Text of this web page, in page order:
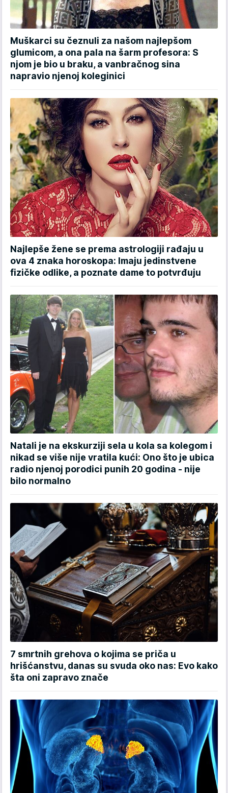
Muškarci su čeznuli za našom najlepšom
glumicom, a ona pala na šarm profesora: S
njom je bio u braku, a vanbračnog sina
napravio njenoj koleginici
Najlepše žene se prema astrologiji rađaju u
ova 4 znaka horoskopa: Imaju jedinstvene
fizičke odlike, a poznate dame to potvrđuju
Natali je na ekskurziji sela u kola sa kolegom i
nikad se više nije vratila kući: Ono što je ubica
radio njenoj porodici punih 20 godina - nije
bilo normalno
7 smrtnih grehova o kojima se priča u
hrišćanstvu, danas su svuda oko nas: Evo kako
šta oni zapravo znače